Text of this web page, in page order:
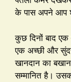
के पास अपने आप
कुछ दिनों बाद
एक अच्छी और
खानदान का
सम्मानित है।